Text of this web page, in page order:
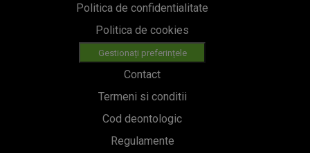
Politica de confidentialitate
Politica de cookies
Gestionați preferințele
Contact
Termeni si conditii
Cod deontologic
Regulamente